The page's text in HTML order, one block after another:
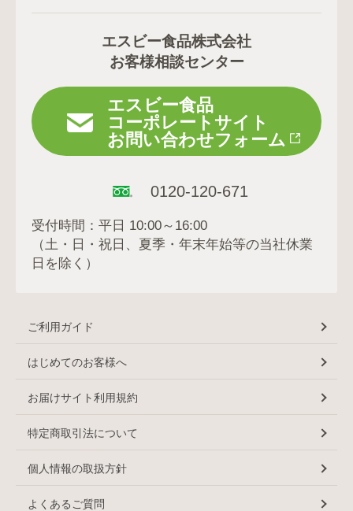
エスビー食品株式会社
お客様相談センター
エスビー食品
コーポレートサイト
お問い合わせフォーム
0120-120-671
受付時間：平日 10:00～16:00
（土・日・祝日、夏季・年末年始等の当社休業
日を除く）
ご利用ガイド
はじめてのお客様へ
お届けサイト利用規約
特定商取引法について
個人情報の取扱方針
よくあるご質問